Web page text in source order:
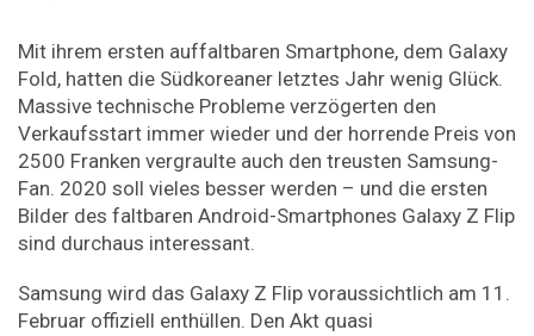
Mit ihrem ersten auffaltbaren Smartphone, dem Galaxy
Fold, hatten die Südkoreaner letztes Jahr wenig Glück.
Massive technische Probleme verzögerten den
Verkaufsstart immer wieder und der horrende Preis von
2500 Franken vergraulte auch den treusten Samsung-
Fan. 2020 soll vieles besser werden – und die ersten
Bilder des faltbaren Android-Smartphones Galaxy Z Flip
sind durchaus interessant.
Samsung wird das Galaxy Z Flip voraussichtlich am 11.
Februar offiziell enthüllen. Den Akt quasi